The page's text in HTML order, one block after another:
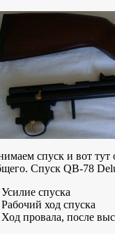
спуск и вот тут
Спуск QB-78
спуска
ход спуска
провала, после